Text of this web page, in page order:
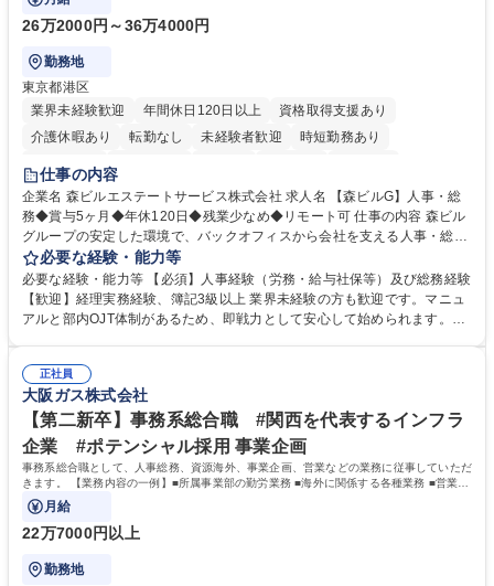
26万2000円～36万4000円
勤務地
東京都港区
業界未経験歓迎
年間休日120日以上
資格取得支援あり
介護休暇あり
転勤なし 未経験者歓迎
時短勤務あり
経験者歓迎
完全週休2日制
交通費支給 長期歓迎 駅近5分以内 土日祝休み
仕事の内容
企業名 森ビルエステートサービス株式会社 求人名 【森ビルG】人事・総
務◆賞与5ヶ月◆年休120日◆残業少なめ◆リモート可 仕事の内容 森ビル
グループの安定した環境で、バックオフィスから会社を支える人事・総務
をお任せします。 労務と総務の業務をバランスよく担当し、ゆくゆくは制
度改定などのコア業務にも挑戦できる、やりがいある環境です。 ■勤怠管
理、給与計算、社会保険手続き、年末調整等の労務管理全般 ■入退社手続
き、社内規定の改定や人事制度改定などのコア業務 ■社内イベントの企画
でも質問・相談できる環境が整っているため、安心して成長できます。 募
集職種 【森ビルG】人事・総務◆賞与5ヶ月◆年休120日◆残業少なめ◆
リモート可
必要な経験・能力等
必要な経験・能力等 【必須】人事経験（労務・給与社保等）及び総務経験
【歓迎】経理実務経験、簿記3級以上 業界未経験の方も歓迎です。マニュ
アルと部内OJT体制があるため、即戦力として安心して始められます。
務に挑戦できるため、自身の成長と組織への貢献度をダイレクトに実感で
きます。 残業少なめ、週1日リモート可など、ワークライフバランスを保
ち長期活躍できる環境です。 「これまでの幅広い経験を活かし、長期的な
キャリアを築きたい」という前向きな意欲と挑戦を全力で応援します。 学
歴・資格 学歴：大学院 大学 高専 短大 専修学校 高校 語学力： 資格：日商
簿記検定1級 日商簿記検定2級 日商簿記検定3級
正社員
大阪ガス株式会社
【第二新卒】事務系総合職 #関西を代表するインフラ
企業 #ポテンシャル採用 事業企画
事務系総合職として、人事総務、資源海外、事業企画、営業などの業務に従事していただ
きます。 【業務内容の一例】■所属事業部の勤労業務 ■海外に関係する各種業務 ■営業部
門の企画スタッフ、ルート営業
月給
22万7000円以上
勤務地